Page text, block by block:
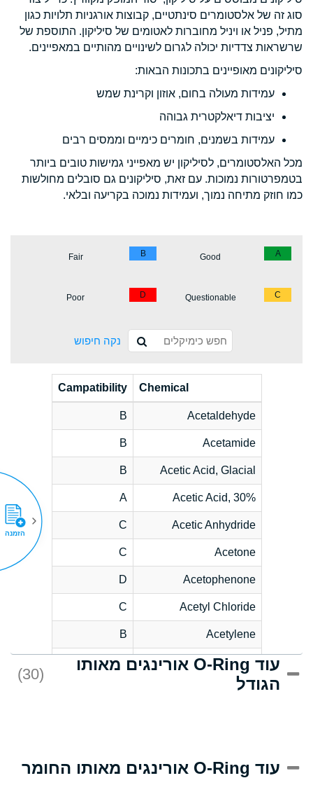
סוג זה של אלסטומרים סינתטיים, קבוצות אורגניות תלויות כגון
מתיל, פניל או ויניל מחוברות לאטומים של סיליקון. התוספת של
שרשראות צדדיות יכולה לגרום לשינויים מהותיים במאפיינים.
סיליקונים מאופיינים בתכונות הבאות:
עמידות מעולה בחום, אוזון וקרינת שמש
יציבות דיאלקטרית גבוהה
עמידות בשמנים, חומרים כימיים וממסים רבים
מכל האלסטומרים, לסיליקון יש מאפייני גמישות טובים ביותר
בטמפרטורות נמוכות. עם זאת, סיליקונים גם סובלים מחולשות
כמו חוזק מתיחה נמוך, ועמידות נמוכה בקריעה ובלאי.
A
Good
B
Fair
C
Questionable
D
Poor
נקה חיפוש
Chemical
Campatibility
Acetaldehyde
B
Acetamide
B
Acetic Acid, Glacial
B
Acetic Acid, 30%
A
Acetic Anhydride
C
Acetone
C
Acetophenone
D
Acetyl Chloride
C
Acetylene
B
Acrlylonitrile
D
Adipic Acid
(Aqueous)
עוד O-Ring אורינגים מאותו
הגודל
(30)
עוד O-Ring אורינגים מאותו החומר
הזמנה